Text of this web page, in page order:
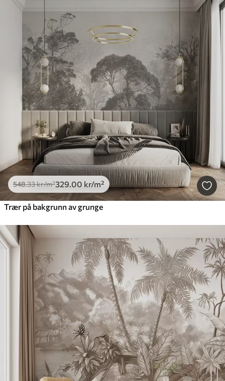
548.33kr/m²329.00 kr/m²
Trær på bakgrunn av grunge